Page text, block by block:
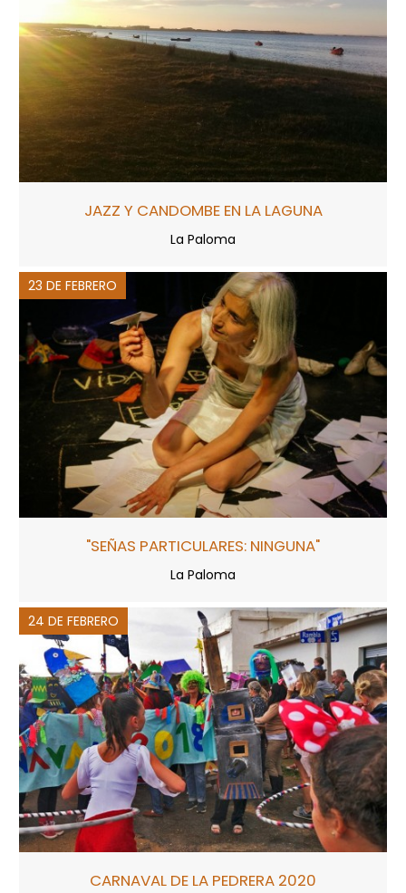
JAZZ Y CANDOMBE EN LA LAGUNA
La Paloma
23 DE FEBRERO
"SEÑAS PARTICULARES: NINGUNA"
La Paloma
24 DE FEBRERO
CARNAVAL DE LA PEDRERA 2020